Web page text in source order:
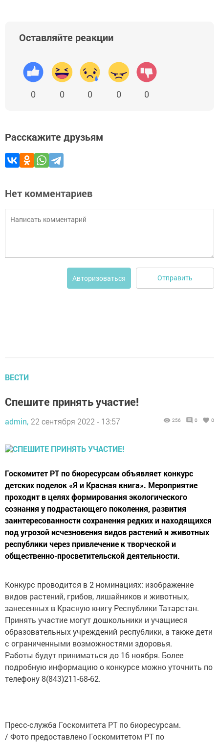
Оставляйте реакции
0 0 0 0 0
Расскажите друзьям
Нет комментариев
Авторизоваться Отправить
ВЕСТИ
Спешите принять участие!
admin, 22 сентября 2022 - 13:57 256 0 0
Госкомитет РТ по биоресурсам объявляет конкурс
детских поделок «Я и Красная книга». Мероприятие
проходит в целях формирования экологического
сознания у подрастающего поколения, развития
заинтересованности сохранения редких и находящихся
под угрозой исчезновения видов растений и животных
республики через привлечение к творческой и
общественно-просветительской деятельности.
Конкурс проводится в 2 номинациях: изображение
видов растений, грибов, лишайников и животных,
занесенных в Красную книгу Республики Татарстан.
Принять участие могут дошкольники и учащиеся
образовательных учреждений республики, а также дети
с ограниченными возможностями здоровья.
Работы будут приниматься до 16 ноября. Более
подробную информацию о конкурсе можно уточнить по
телефону 8(843)211-68-62.
Пресс-служба Госкомитета РТ по биоресурсам.
/ Фото предоставлено Госкомитетом РТ по